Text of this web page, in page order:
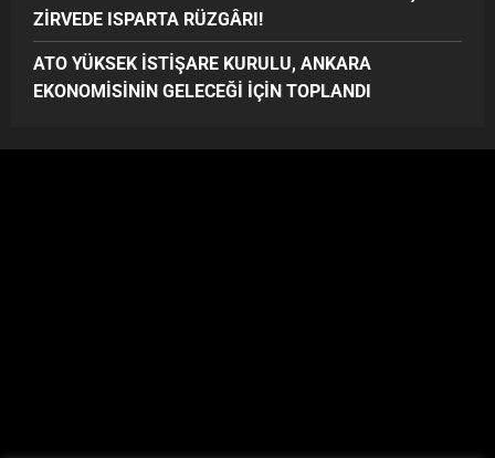
ZİRVEDE ISPARTA RÜZGÂRI!
ATO YÜKSEK İSTİŞARE KURULU, ANKARA
EKONOMİSİNİN GELECEĞİ İÇİN TOPLANDI